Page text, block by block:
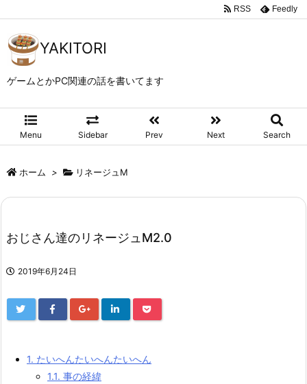
YAKITORI
ゲームとかPC関連の話を書いてます
Menu Sidebar Prev Next Search
RSS Feedly
ホーム > リネージュM
おじさん達のリネージュM2.0
2019年6月24日
1. たいへんたいへんたいへん
1.1. 事の経緯